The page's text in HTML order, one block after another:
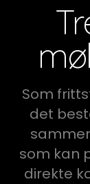
Som
det
som kan
direkte